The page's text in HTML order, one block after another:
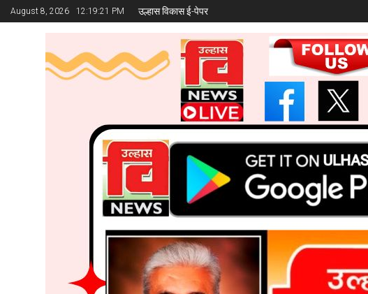
August 8, 2026 12:19:22 PM उल्हास विकास ई-पेपर